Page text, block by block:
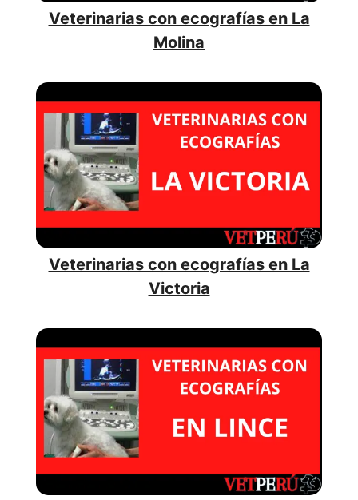
Veterinarias con ecografías en La
Molina
Veterinarias con ecografías en La
Victoria